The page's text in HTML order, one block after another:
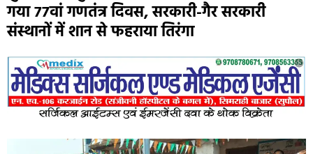
गया 77वां गणतंत्र दिवस, सरकारी-गैर सरकारी
संस्थानों में शान से फहराया तिरंगा